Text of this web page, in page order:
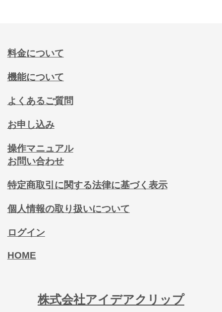
料金について
機能について
よくあるご質問
お申し込み
操作マニュアル
お問い合わせ
特定商取引に関する法律に基づく表示
個人情報の取り扱いについて
ログイン
HOME
株式会社アイデアクリップ